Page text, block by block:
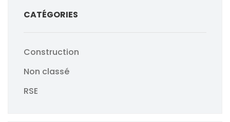
CATÉGORIES
Construction
Non classé
RSE